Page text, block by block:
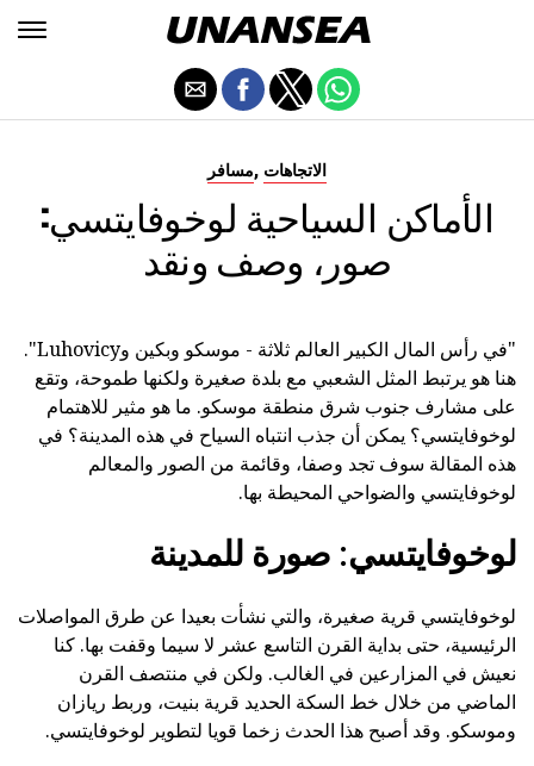
مسافر, الاتجاهات
الأماكن السياحية لوخوفايتسي:
صور، وصف ونقد
"في رأس المال الكبير العالم ثلاثة - موسكو وبكين وLuhovicy".
هنا هو يرتبط المثل الشعبي مع بلدة صغيرة ولكنها طموحة، وتقع
على مشارف جنوب شرق منطقة موسكو. ما هو مثير للاهتمام
لوخوفايتسي؟ يمكن أن جذب انتباه السياح في هذه المدينة؟ في
هذه المقالة سوف تجد وصفا، وقائمة من الصور والمعالم
لوخوفايتسي والضواحي المحيطة بها.
لوخوفايتسي: صورة للمدينة
لوخوفايتسي قرية صغيرة، والتي نشأت بعيدا عن طرق المواصلات
الرئيسية، حتى بداية القرن التاسع عشر لا سيما وقفت بها. كنا
نعيش في المزارعين في الغالب. ولكن في منتصف القرن
الماضي من خلال خط السكة الحديد قرية بنيت، وربط ريازان
وموسكو. وقد أصبح هذا الحدث زخما قويا لتطوير لوخوفايتسي.